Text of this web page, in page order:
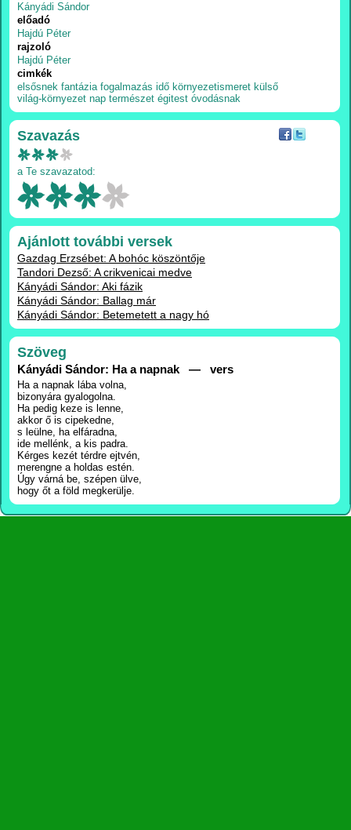
Kányádi Sándor
előadó
Hajdú Péter
rajzoló
Hajdú Péter
cimkék
elsősnek fantázia fogalmazás idő környezetismeret külső
világ-környezet nap természet égitest óvodásnak
Szavazás
a Te szavazatod:
Ajánlott további versek
Gazdag Erzsébet: A bohóc köszöntője
Tandori Dezső: A crikvenicai medve
Kányádi Sándor: Aki fázik
Kányádi Sándor: Ballag már
Kányádi Sándor: Betemetett a nagy hó
Szöveg
Kányádi Sándor: Ha a napnak — vers
Ha a napnak lába volna,
bizonyára gyalogolna.
Ha pedig keze is lenne,
akkor ő is cipekedne,
s leülne, ha elfáradna,
ide mellénk, a kis padra.
Kérges kezét térdre ejtvén,
merengne a holdas estén.
Úgy várná be, szépen ülve,
hogy őt a föld megkerülje.